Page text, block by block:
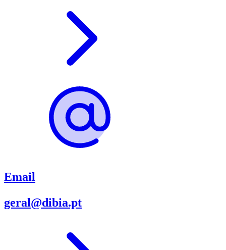
Email
geral@dibia.pt